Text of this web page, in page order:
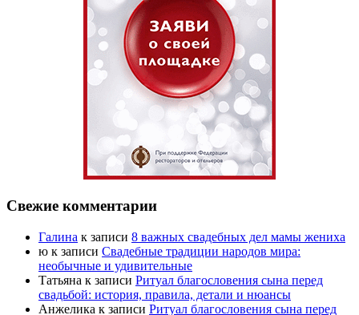
Свежие комментарии
Галина к записи 8 важных свадебных дел мамы жениха
ю к записи Свадебные традиции народов мира:
необычные и удивительные
Татьяна к записи Ритуал благословения сына перед
свадьбой: история, правила, детали и нюансы
Анжелика к записи Ритуал благословения сына перед